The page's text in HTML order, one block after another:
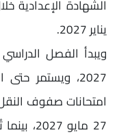
يناير 2027.
27 مايو